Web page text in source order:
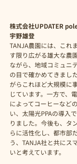
株式会社UPDATER
宇野雄登
TANJA農園には、これ
す限り広がる雄大な農
ながら、地域コミュニ
の目で確かめてきまし
がらこれほど大規模に
じています。一方で、
によってコーヒーなど
い、太陽光PPAの導入
りました。今後も、タ
らに活性化し、都市部
う、TANJA社と共にス
いと考えています。